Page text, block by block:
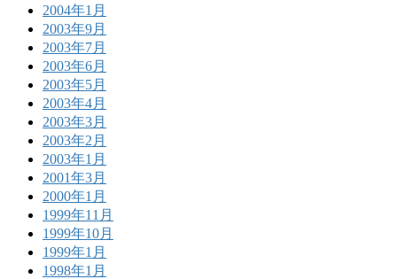
2004年1月
2003年9月
2003年7月
2003年6月
2003年5月
2003年4月
2003年3月
2003年2月
2003年1月
2001年3月
2000年1月
1999年11月
1999年10月
1999年1月
1998年1月